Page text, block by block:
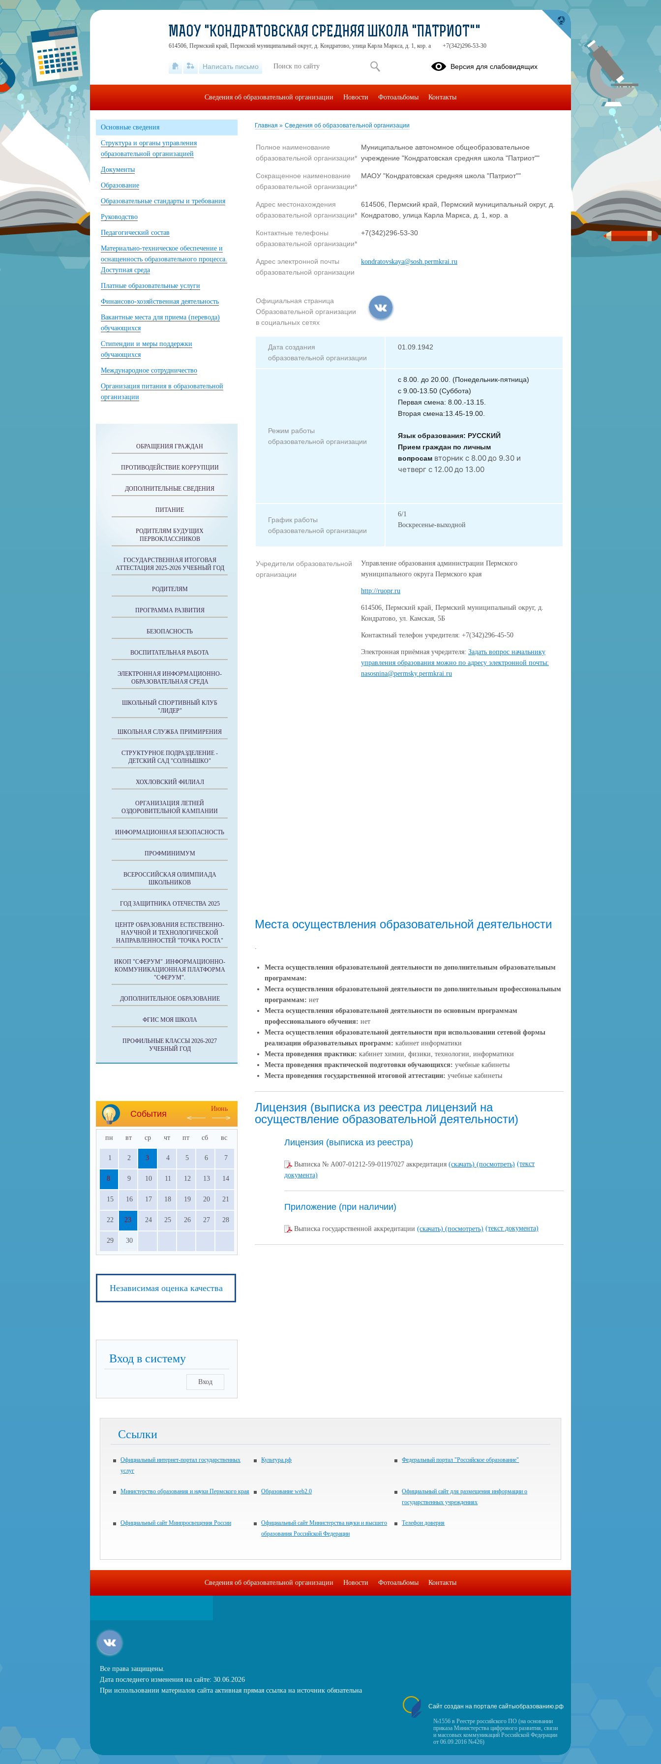
Главная » Сведения об образовательной организации
Полное наименование
образовательной организации*
Муниципальное автономное общеобразовательное
учреждение "Кондратовская средняя школа "Патриот""
Сокращенное наименование
образовательной организации*
МАОУ "Кондратовская средняя школа "Патриот""
Адрес местонахождения
образовательной организации*
614506, Пермский край, Пермский муниципальный округ, д.
Кондратово, улица Карла Маркса, д. 1, кор. а
Контактные телефоны
образовательной организации*
+7(342)296-53-30
Адрес электронной почты
образовательной организации
kondratovskaya@sosh.permkrai.ru
Официальная страница
Образовательной организации
в социальных сетях
Дата создания
образовательной организации
01.09.1942
Режим работы
образовательной организации
с 8.00. до 20.00. (Понедельник-пятница)
с 9.00-13.50 (Суббота)
Первая смена: 8.00.-13.15.
Вторая смена:13.45-19.00.
Язык образования: РУССКИЙ
Прием граждан по личным
вопросам вторник с 8.00 до 9.30 и
четверг с 12.00 до 13.00
График работы
образовательной организации
6/1
Воскресенье-выходной
Учредители образовательной
организации
Управление образования администрации Пермского
муниципального округа Пермского края
http://ruopr.ru
614506, Пермский край, Пермский муниципальный округ, д.
Кондратово, ул. Камская, 5Б
Контактный телефон учредителя: +7(342)296-45-50
Электронная приёмная учредителя: Задать вопрос начальнику
управления образования можно по адресу электронной почты:
nasosnina@permsky.permkrai.ru
Места осуществления образовательной деятельности
.
Места осуществления образовательной деятельности по дополнительным образовательным
программам:
Места осуществления образовательной деятельности по дополнительным профессиональным
программам: нет
Места осуществления образовательной деятельности по основным программам
профессионального обучения: нет
Места осуществления образовательной деятельности при использовании сетевой формы
реализации образовательных программ: кабинет информатики
Места проведения практики: кабинет химии, физики, технологии, информатики
Места проведения практической подготовки обучающихся: учебные кабинеты
Места проведения государственной итоговой аттестации: учебные кабинеты
Лицензия (выписка из реестра лицензий на
осуществление образовательной деятельности)
Лицензия (выписка из реестра)
Выписка № А007-01212-59-01197027 аккредитация (скачать) (посмотреть) (текст
документа)
Приложение (при наличии)
Выписка государственной аккредитации (скачать) (посмотреть) (текст документа)
Основные сведения
Структура и органы управления
образовательной организацией
Документы
Образование
Образовательные стандарты и требования
Руководство
Педагогический состав
Материально-техническое обеспечение и
оснащенность образовательного процесса.
Доступная среда
Платные образовательные услуги
Финансово-хозяйственная деятельность
Вакантные места для приема (перевода)
обучающихся
Стипендии и меры поддержки
обучающихся
Международное сотрудничество
Организация питания в образовательной
организации
ОБРАЩЕНИЯ ГРАЖДАН
ПРОТИВОДЕЙСТВИЕ КОРРУПЦИИ
ДОПОЛНИТЕЛЬНЫЕ СВЕДЕНИЯ
ПИТАНИЕ
РОДИТЕЛЯМ БУДУЩИХ
ПЕРВОКЛАССНИКОВ
ГОСУДАРСТВЕННАЯ ИТОГОВАЯ
АТТЕСТАЦИЯ 2025-2026 УЧЕБНЫЙ ГОД
РОДИТЕЛЯМ
ПРОГРАММА РАЗВИТИЯ
БЕЗОПАСНОСТЬ
ВОСПИТАТЕЛЬНАЯ РАБОТА
ЭЛЕКТРОННАЯ ИНФОРМАЦИОННО-
ОБРАЗОВАТЕЛЬНАЯ СРЕДА
ШКОЛЬНЫЙ СПОРТИВНЫЙ КЛУБ
"ЛИДЕР"
ШКОЛЬНАЯ СЛУЖБА ПРИМИРЕНИЯ
СТРУКТУРНОЕ ПОДРАЗДЕЛЕНИЕ -
ДЕТСКИЙ САД "СОЛНЫШКО"
ХОХЛОВСКИЙ ФИЛИАЛ
ОРГАНИЗАЦИЯ ЛЕТНЕЙ
ОЗДОРОВИТЕЛЬНОЙ КАМПАНИИ
ИНФОРМАЦИОННАЯ БЕЗОПАСНОСТЬ
ПРОФМИНИМУМ
ВСЕРОССИЙСКАЯ ОЛИМПИАДА
ШКОЛЬНИКОВ
ГОД ЗАЩИТНИКА ОТЕЧЕСТВА 2025
ЦЕНТР ОБРАЗОВАНИЯ ЕСТЕСТВЕННО-
НАУЧНОЙ И ТЕХНОЛОГИЧЕСКОЙ
НАПРАВЛЕННОСТЕЙ "ТОЧКА РОСТА"
ИКОП "СФЕРУМ" .ИНФОРМАЦИОННО-
КОММУНИКАЦИОННАЯ ПЛАТФОРМА
"СФЕРУМ".
ДОПОЛНИТЕЛЬНОЕ ОБРАЗОВАНИЕ
ФГИС МОЯ ШКОЛА
ПРОФИЛЬНЫЕ КЛАССЫ 2026-2027
УЧЕБНЫЙ ГОД
События
Июнь
пн вт ср чт пт сб вс
1 2 3 4 5 6 7
8 9 10 11 12 13 14
15 16 17 18 19 20 21
22 23 24 25 26 27 28
29 30
Независимая оценка качества
Вход в систему
Вход
Ссылки
Официальный интернет-портал государственных
услуг
Культура.рф Федеральный портал "Российское образование"
Министерство образования и науки Пермского края Образование web2.0
Официальный сайт для размещения информации о
государственных учреждениях
Официальный сайт Минпросвещения России
Официальный сайт Министерства науки и высшего
образования Российской Федерации
Телефон доверия
МАОУ "КОНДРАТОВСКАЯ СРЕДНЯЯ ШКОЛА "ПАТРИОТ""
614506, Пермский край, Пермский муниципальный округ, д. Кондратово, улица Карла Маркса, д. 1, кор. а +7(342)296-53-30
Написать письмо Версия для слабовидящих
Сведения об образовательной организации Новости Фотоальбомы Контакты
Сведения об образовательной организации Новости Фотоальбомы Контакты
Все права защищены.
Дата последнего изменения на сайте: 30.06.2026
При использовании материалов сайта активная прямая ссылка на источник обязательна
Сайт создан на портале сайтыобразованию.рф
№1556 в Реестре российского ПО (на основании
приказа Министерства цифрового развития, связи
и массовых коммуникаций Российской Федерации
от 06.09.2016 №426)